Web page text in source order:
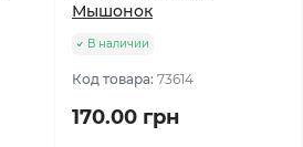
Мышонок
В наличии
Код товара: 73614
170.00 грн